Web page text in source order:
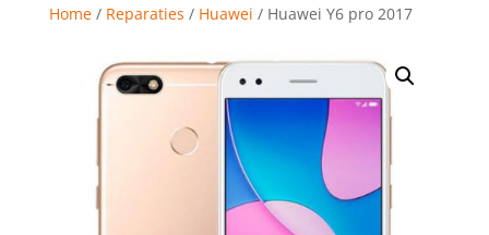
Home/ Reparaties / Huawei / Huawei Y6 pro 2017